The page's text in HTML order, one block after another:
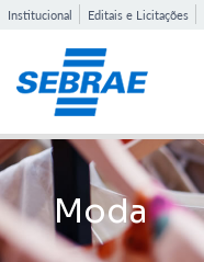
Institucional Editais e Licitações
Moda